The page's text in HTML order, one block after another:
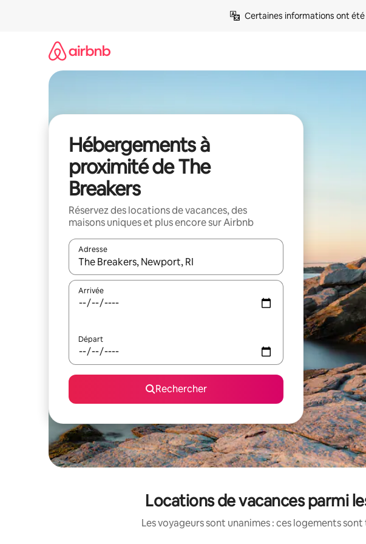
Certaines informations ont
Hébergements à
proximité de The
Breakers
Réservez des locations de vacances, des
maisons uniques et plus encore sur Airbnb
Adresse
Lorsque les résultats s'affichent, utilisez les flèches vers le haut et vers
Arrivée
Départ
Rechercher
Locations de vacances parmi
Les voyageurs sont unanimes : ces logements